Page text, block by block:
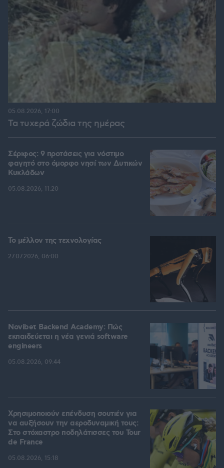
Τα τυχερά ζώδια της ημέρας
05.08.2026, 17:00
Σέριφος: 9 προτάσεις για νόστιμο
φαγητό στο όμορφο νησί των Δυτικών
Κυκλάδων
05.08.2026, 11:20
Το μέλλον της τεχνολογίας
27.07.2026, 06:00
Novibet Backend Academy: Πώς
εκπαιδεύεται η νέα γενιά software
engineers
05.08.2026, 09:44
Χρησιμοποιούν επένδυση σουτιέν για
να αυξήσουν την αεροδυναμική τους:
Στο στόχαστρο ποδηλάτισσες του Tour
de France
05.08.2026, 15:18